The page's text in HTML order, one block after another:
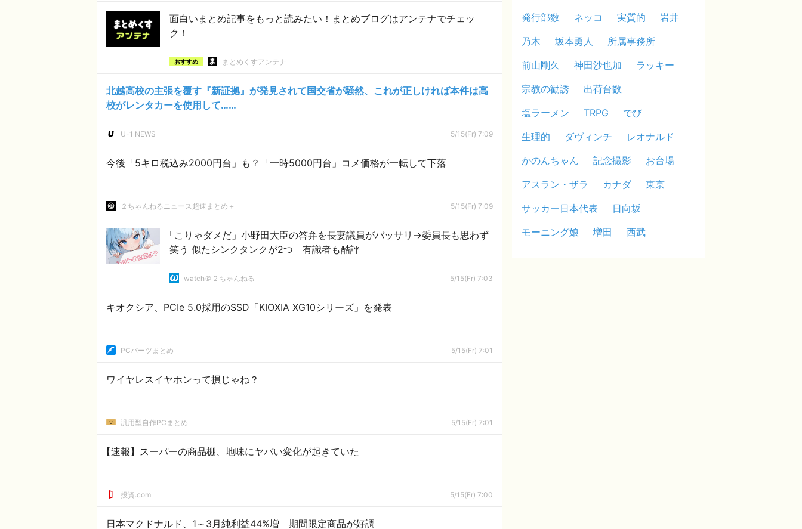
面白いまとめ記事をもっと読みたい！まとめブログはアンテナでチェッ
ク！
おすすめ まとめくすアンテナ
北越高校の主張を覆す『新証拠』が発見されて国交省が騒然、これが正しければ本件は高
校がレンタカーを使用して……
U-1 NEWS 5/15(Fr) 7:09
今後「5キロ税込み2000円台」も？「一時5000円台」コメ価格が一転して下落
２ちゃんねるニュース超速まとめ＋ 5/15(Fr) 7:09
「こりゃダメだ」小野田大臣の答弁を長妻議員がバッサリ→委員長も思わず
笑う 似たシンクタンクが2つ 有識者も酷評
watch＠２ちゃんねる 5/15(Fr) 7:03
キオクシア、PCIe 5.0採用のSSD「KIOXIA XG10シリーズ」を発表
PCパーツまとめ 5/15(Fr) 7:01
ワイヤレスイヤホンって損じゃね？
汎用型自作PCまとめ 5/15(Fr) 7:01
【速報】スーパーの商品棚、地味にヤバい変化が起きていた
投資.com 5/15(Fr) 7:00
日本マクドナルド、1～3月純利益44%増 期間限定商品が好調
発行部数
ネッコ 実質的
岩井
乃木
坂本勇人
所属事務所
前山剛久
神田沙也加
ラッキー
宗教の勧誘
出荷台数
塩ラーメン
TRPG
でび
生理的
ダヴィンチ
レオナルド
かのんちゃん
記念撮影
お台場
アスラン・ザラ
カナダ
東京
サッカー日本代表
日向坂
モーニング娘
増田 西武